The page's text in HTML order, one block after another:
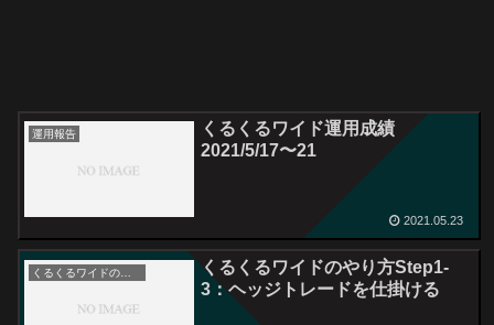
運用報告
くるくるワイド運用成績
2021/5/17〜21
2021.05.23
くるくるワイドのやり方Step1-
3：ヘッジトレードを仕掛ける